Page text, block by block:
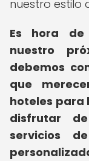
nuestro estilo
Es hora
nuestro
debemos
que
hoteles para
disfrutar
servicios